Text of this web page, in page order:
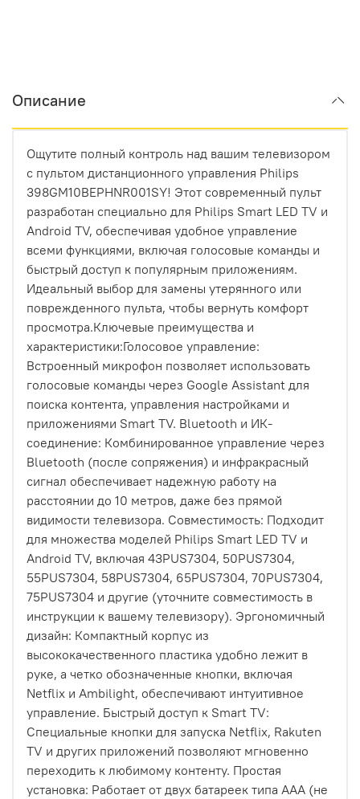
Описание
Ощутите полный контроль над вашим телевизором
с пультом дистанционного управления Philips
398GM10BEPHNR001SY! Этот современный пульт
разработан специально для Philips Smart LED TV и
Android TV, обеспечивая удобное управление
всеми функциями, включая голосовые команды и
быстрый доступ к популярным приложениям.
Идеальный выбор для замены утерянного или
поврежденного пульта, чтобы вернуть комфорт
просмотра.Ключевые преимущества и
характеристики:Голосовое управление:
Встроенный микрофон позволяет использовать
голосовые команды через Google Assistant для
поиска контента, управления настройками и
приложениями Smart TV. Bluetooth и ИК-
соединение: Комбинированное управление через
Bluetooth (после сопряжения) и инфракрасный
сигнал обеспечивает надежную работу на
расстоянии до 10 метров, даже без прямой
видимости телевизора. Совместимость: Подходит
для множества моделей Philips Smart LED TV и
Android TV, включая 43PUS7304, 50PUS7304,
55PUS7304, 58PUS7304, 65PUS7304, 70PUS7304,
75PUS7304 и другие (уточните совместимость в
инструкции к вашему телевизору). Эргономичный
дизайн: Компактный корпус из
высококачественного пластика удобно лежит в
руке, а четко обозначенные кнопки, включая
Netflix и Ambilight, обеспечивают интуитивное
управление. Быстрый доступ к Smart TV:
Специальные кнопки для запуска Netflix, Rakuten
TV и других приложений позволяют мгновенно
переходить к любимому контенту. Простая
установка: Работает от двух батареек типа AAA (не